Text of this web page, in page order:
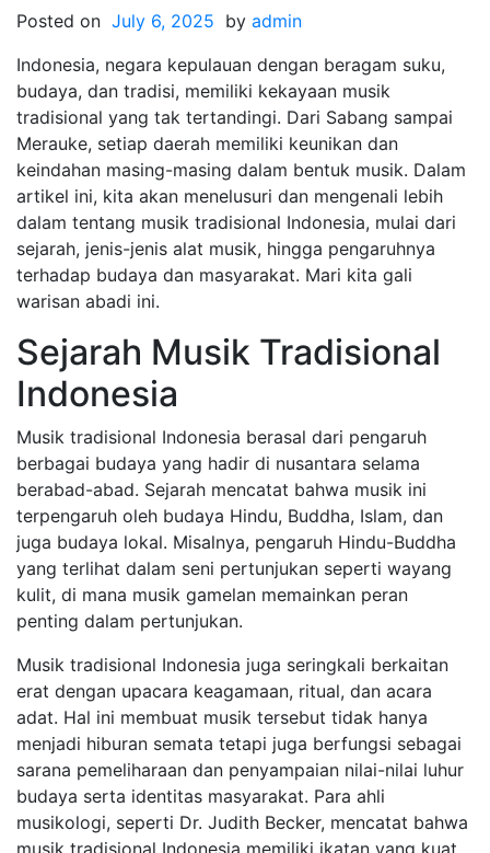
Posted on July 6, 2025 by admin
Indonesia, negara kepulauan dengan beragam suku,
budaya, dan tradisi, memiliki kekayaan musik
tradisional yang tak tertandingi. Dari Sabang sampai
Merauke, setiap daerah memiliki keunikan dan
keindahan masing-masing dalam bentuk musik. Dalam
artikel ini, kita akan menelusuri dan mengenali lebih
dalam tentang musik tradisional Indonesia, mulai dari
sejarah, jenis-jenis alat musik, hingga pengaruhnya
terhadap budaya dan masyarakat. Mari kita gali
warisan abadi ini.
Sejarah Musik Tradisional
Indonesia
Musik tradisional Indonesia berasal dari pengaruh
berbagai budaya yang hadir di nusantara selama
berabad-abad. Sejarah mencatat bahwa musik ini
terpengaruh oleh budaya Hindu, Buddha, Islam, dan
juga budaya lokal. Misalnya, pengaruh Hindu-Buddha
yang terlihat dalam seni pertunjukan seperti wayang
kulit, di mana musik gamelan memainkan peran
penting dalam pertunjukan.
Musik tradisional Indonesia juga seringkali berkaitan
erat dengan upacara keagamaan, ritual, dan acara
adat. Hal ini membuat musik tersebut tidak hanya
menjadi hiburan semata tetapi juga berfungsi sebagai
sarana pemeliharaan dan penyampaian nilai-nilai luhur
budaya serta identitas masyarakat. Para ahli
musikologi, seperti Dr. Judith Becker, mencatat bahwa
musik tradisional Indonesia memiliki ikatan yang kuat